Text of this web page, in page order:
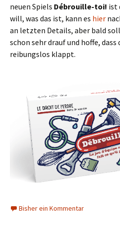
neuen Spiels Débrouille-toi! ist
will, was das ist, kann es hier
an letzten Details, aber bald
schon sehr drauf und hoffe, dass
reibungslos klappt.
Bisher ein Kommentar